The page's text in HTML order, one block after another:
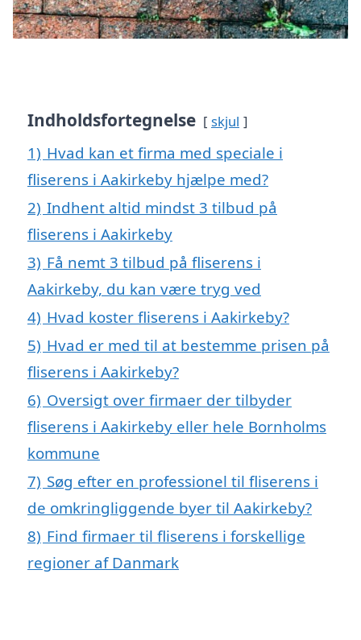
Indholdsfortegnelse skjul
1) Hvad kan et firma med speciale i
fliserens i Aakirkeby hjælpe med?
2) Indhent altid mindst 3 tilbud på
fliserens i Aakirkeby
3) Få nemt 3 tilbud på fliserens i
Aakirkeby, du kan være tryg ved
4) Hvad koster fliserens i Aakirkeby?
5) Hvad er med til at bestemme prisen på
fliserens i Aakirkeby?
6) Oversigt over firmaer der tilbyder
fliserens i Aakirkeby eller hele Bornholms
kommune
7) Søg efter en professionel til fliserens i
de omkringliggende byer til Aakirkeby?
8) Find firmaer til fliserens i forskellige
regioner af Danmark